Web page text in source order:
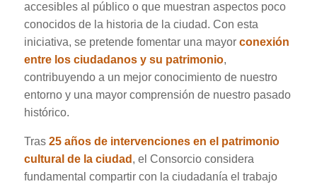
accesibles al público o que muestran aspectos poco
conocidos de la historia de la ciudad. Con esta
iniciativa, se pretende fomentar una mayor conexión
entre los ciudadanos y su patrimonio,
contribuyendo a un mejor conocimiento de nuestro
entorno y una mayor comprensión de nuestro pasado
histórico.
Tras 25 años de intervenciones en el patrimonio
cultural de la ciudad , el Consorcio considera
fundamental compartir con la ciudadanía el trabajo